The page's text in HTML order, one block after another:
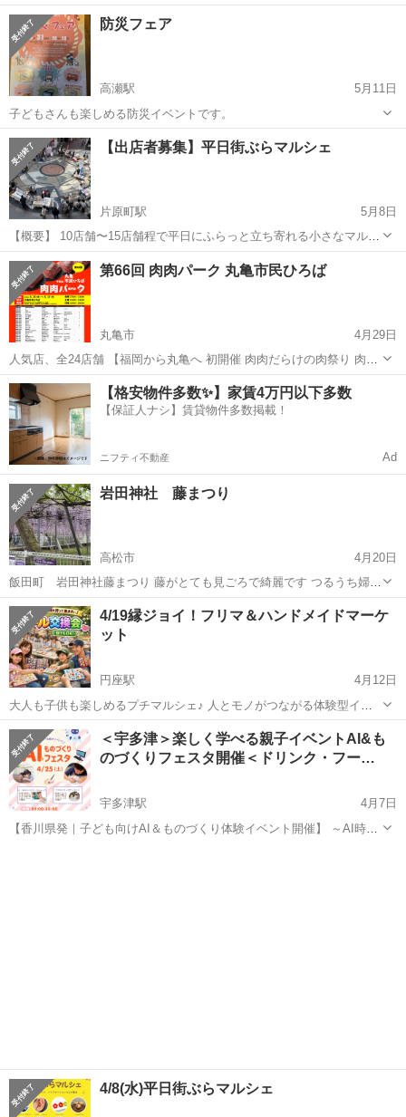
おかげさまで3周年を迎えました。いつもありがとうございます。 今
回は初夏のかき氷作りを開催します。 寄付食品のお渡しはコスメ春夏
ギフトセット（...
香川 坂出市 坂出駅
防災フェア
高瀬駅
5月11日
子どもさんも楽しめる防災イベントです。
香川 高松市 高瀬駅 地域/お祭り 子ども
【出店者募集】平日街ぶらマルシェ
片原町駅
5月8日
【概要】 10店舗〜15店舗程で平日にふらっと立ち寄れる小さなマルシ
ェを開催しております。 毎月4回〜5回定期的に開催。 フード、ワーク
ショップ、雑貨、ハンドメイド、アパレル、物販、リラクゼーショ
ン、占いなどなんでもO...
香川 高松市 片原町駅 地域/お祭り マルシェ
第66回 肉肉パーク 丸亀市民ひろば
丸亀市
4月29日
人気店、全24店舗 【福岡から丸亀へ 初開催 肉肉だらけの肉祭り 肉肉
パーク 丸亀市民ひろば】 みんな大好き、お肉人気店が大集合！ 各店
ご自慢のお肉料理を提供。 中には肉肉パーク限定メニューも。 【開
催...
香川 丸亀市 地域/お祭り
【格安物件多数✨】家賃4万円以下多数
【保証人ナシ】賃貸物件多数掲載！
ニフティ不動産 Ad
岩田神社 藤まつり
高松市
4月20日
飯田町 岩田神社藤まつり 藤がとても見ごろで綺麗です つるうち婦人
会が4/20(月)21(火)に11〜14時 緑茶サービスをします ゆっくりお茶を
飲みながら お花を堪能して ください
香川 高松市 地域/お祭り お茶
4/19縁ジョイ！フリマ＆ハンドメイドマーケ
ット
円座駅
4月12日
大人も子供も楽しめるプチマルシェ♪ 人とモノがつながる体験型イベ
ント 『4/19縁ジョイ！フリマ＆ハンドメイドマーケット』 ハンドメイ
ド作品の販売、縁日体験、ふれあい型水族館、フリーマーケットに加
え、子どもたち同士の交流を...
香川 高松市 円座駅 地域/お祭り 会場
＜宇多津＞楽しく学べる親子イベントAI&も
のづくりフェスタ開催＜ドリンク・フー…
宇多津駅
4月7日
【香川県発｜子ども向けAI＆ものづくり体験イベント開催】 ～AI時代
4/8(水)平日街ぶらマルシェ